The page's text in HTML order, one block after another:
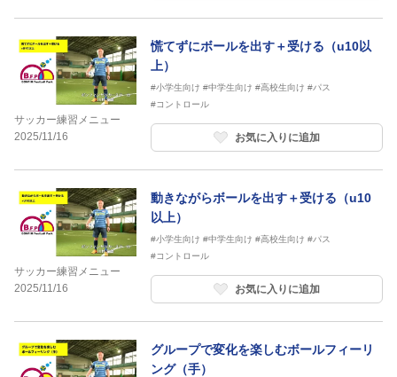
サッカー練習メニュー
2025/11/16
慌てずにボールを出す＋受ける（u10以
上）
#小学生向け #中学生向け #高校生向け #パス
#コントロール
お気に入りに追加
サッカー練習メニュー
2025/11/16
動きながらボールを出す＋受ける（u10
以上）
#小学生向け #中学生向け #高校生向け #パス
#コントロール
お気に入りに追加
グループで変化を楽しむボールフィーリ
ング（手）